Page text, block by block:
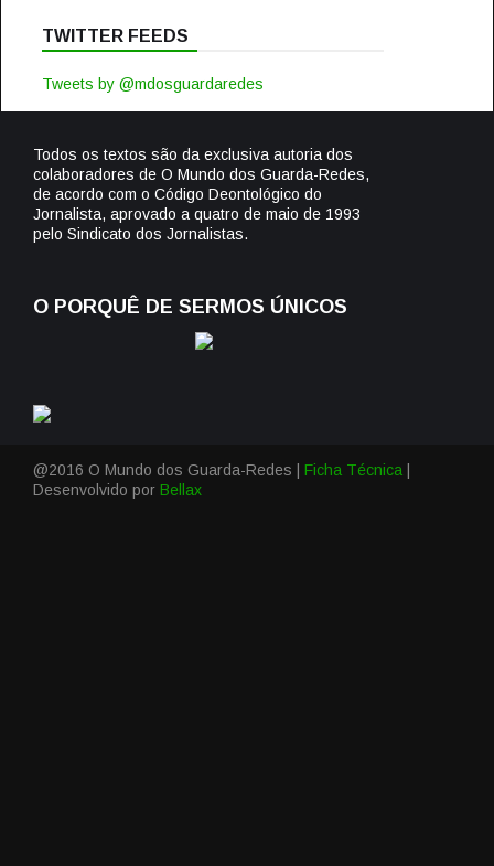
TWITTER FEEDS
Tweets by @mdosguardaredes
Todos os textos são da exclusiva autoria dos
colaboradores de O Mundo dos Guarda-Redes,
de acordo com o Código Deontológico do
Jornalista, aprovado a quatro de maio de 1993
pelo Sindicato dos Jornalistas.
O PORQUÊ DE SERMOS ÚNICOS
@2016 O Mundo dos Guarda-Redes | Ficha Técnica
Desenvolvido por Bellax